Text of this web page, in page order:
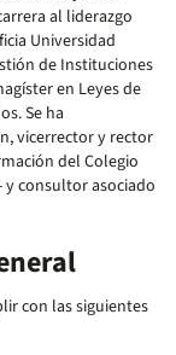
al liderazgo
Universidad
de Instituciones
en Leyes de
Se ha
vicerrector y rector
del Colegio
y consultor asociado
con las siguientes